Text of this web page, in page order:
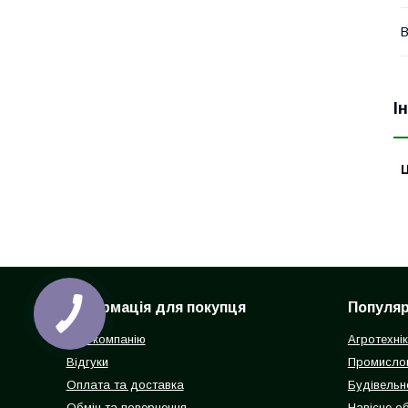
Інформація для покупця
Про компанію
Відгуки
Оплата та доставка